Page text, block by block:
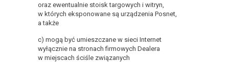
oraz ewentualnie stoisk targowych i witryn,
w których eksponowane są urządzenia Posnet,
a także
c) mogą być umieszczane w sieci Internet
wyłącznie na stronach firmowych Dealera
w miejscach ściśle związanych